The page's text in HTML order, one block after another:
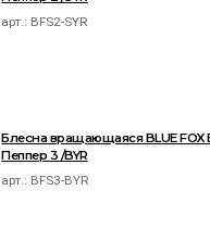
арт.: BFS2-SYR
Блесна вращающаяся BLUE FOX
Пеппер 3 /BYR
арт.: BFS3-BYR